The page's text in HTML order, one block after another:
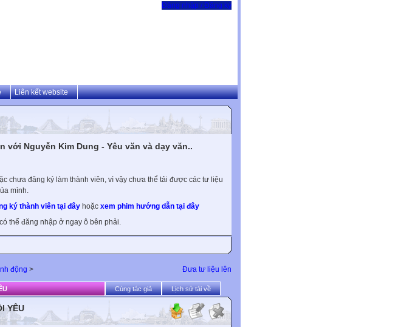
Đăng nhập / Đăng ký
Liên kết website
với Nguyễn Kim Dung - Yêu văn và dạy văn..
chưa đăng ký làm thành viên, vì vậy chưa thể tải được các tư liệu
mình.
ký thành viên tại đây hoặc xem phim hướng dẫn tại đây
thể đăng nhập ở ngay ô bên phải.
Đưa tư liệu lên
động >
Cùng tác giả Lịch sử tải về
YÊU